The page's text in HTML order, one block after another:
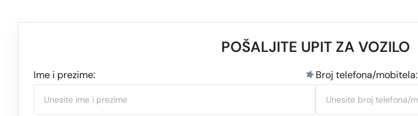
POŠALJITE UPIT ZA VOZILO
Ime i prezime: Broj telefona/mobitela: